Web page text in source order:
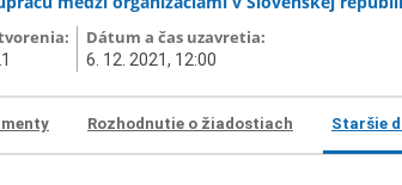
Dátum a čas uzavretia:
6. 12. 2021, 12:00
Rozhodnutie o žiadostiach Staršie